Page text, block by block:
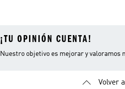
¡TU OPINIÓN CUENTA!
Nuestro objetivo es mejorar y valoramos
Volver